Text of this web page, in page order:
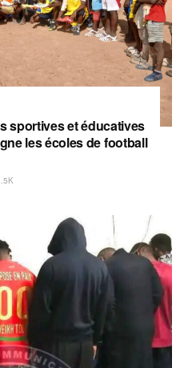
sportives et éducatives
les écoles de football